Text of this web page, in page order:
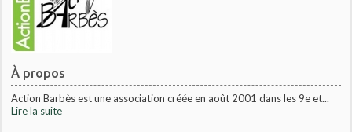
À propos
Action Barbès est une association créée en août 2001 dans les 9e et...
Lire la suite